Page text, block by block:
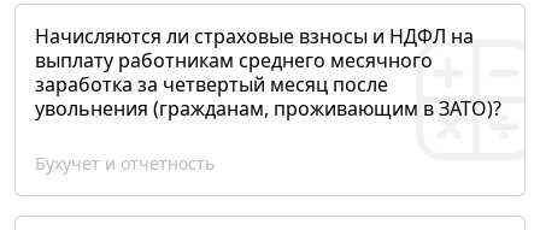
Начисляются ли страховые взносы и НДФЛ на
выплату работникам среднего месячного
заработка за четвертый месяц после
увольнения (гражданам, проживающим в ЗАТО)?
Бухучет и отчетность